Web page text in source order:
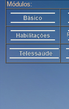
Módulos: